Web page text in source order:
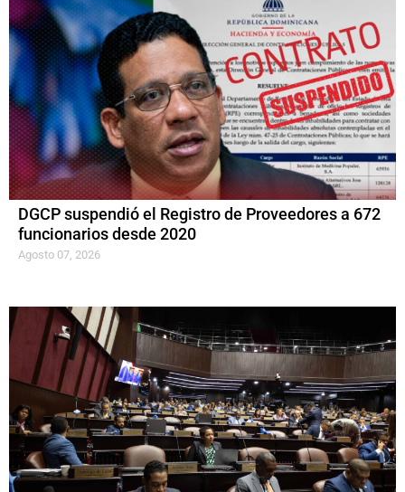
DGCP suspendió el Registro de Proveedores a 672
funcionarios desde 2020
Agosto 07, 2026